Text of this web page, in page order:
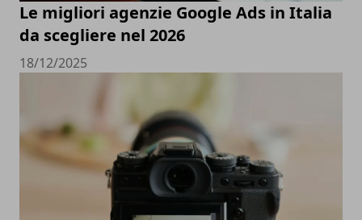
Le migliori agenzie Google Ads in Italia
da scegliere nel 2026
18/12/2025